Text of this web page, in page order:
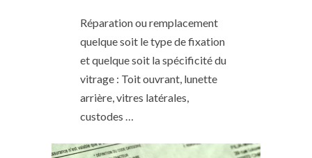
Réparation ou remplacement
quelque soit le type de fixation
et quelque soit la spécificité du
vitrage : Toit ouvrant, lunette
arrière, vitres latérales,
custodes …